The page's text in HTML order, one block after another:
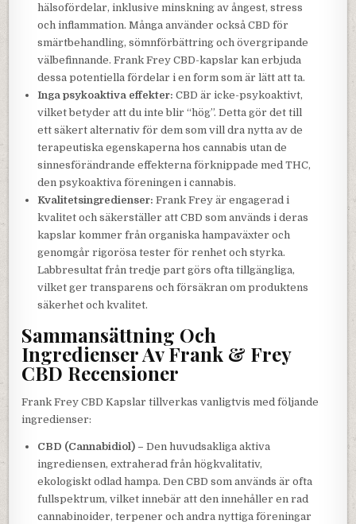
hälsofördelar, inklusive minskning av ångest, stress
och inflammation. Många använder också CBD för
smärtbehandling, sömnförbättring och övergripande
välbefinnande. Frank Frey CBD-kapslar kan erbjuda
dessa potentiella fördelar i en form som är lätt att ta.
Inga psykoaktiva effekter: CBD är icke-psykoaktivt,
vilket betyder att du inte blir “hög”. Detta gör det till
ett säkert alternativ för dem som vill dra nytta av de
terapeutiska egenskaperna hos cannabis utan de
sinnesförändrande effekterna förknippade med THC,
den psykoaktiva föreningen i cannabis.
Kvalitetsingredienser: Frank Frey är engagerad i
kvalitet och säkerställer att CBD som används i deras
kapslar kommer från organiska hampaväxter och
genomgår rigorösa tester för renhet och styrka.
Labbresultat från tredje part görs ofta tillgängliga,
vilket ger transparens och försäkran om produktens
säkerhet och kvalitet.
Sammansättning Och
Ingredienser Av Frank & Frey
CBD Recensioner
Frank Frey CBD Kapslar tillverkas vanligtvis med följande
ingredienser:
CBD (Cannabidiol) – Den huvudsakliga aktiva
ingrediensen, extraherad från högkvalitativ,
ekologiskt odlad hampa. Den CBD som används är ofta
fullspektrum, vilket innebär att den innehåller en rad
cannabinoider, terpener och andra nyttiga föreningar